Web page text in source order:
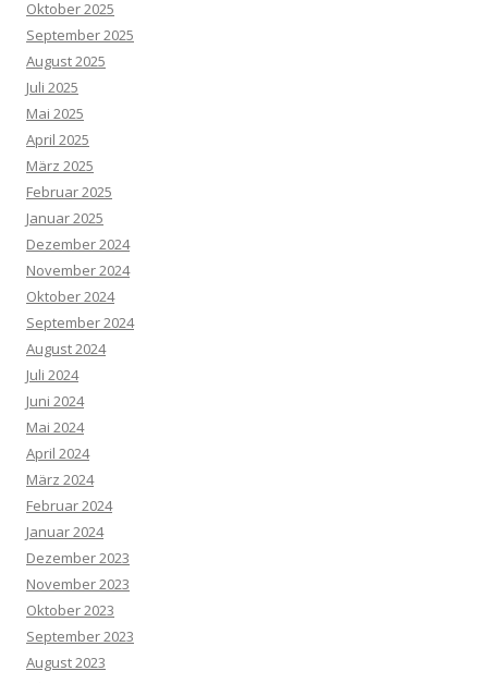
Oktober 2025
September 2025
August 2025
Juli 2025
Mai 2025
April 2025
März 2025
Februar 2025
Januar 2025
Dezember 2024
November 2024
Oktober 2024
September 2024
August 2024
Juli 2024
Juni 2024
Mai 2024
April 2024
März 2024
Februar 2024
Januar 2024
Dezember 2023
November 2023
Oktober 2023
September 2023
August 2023